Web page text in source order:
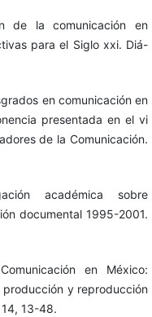
de la comunicación en
para el Siglo xxi. Diá-
en comunicación en
presentada en el vi
de la Comunicación.
académica sobre
documental 1995-2001.
en México:
y reproducción
13-48.